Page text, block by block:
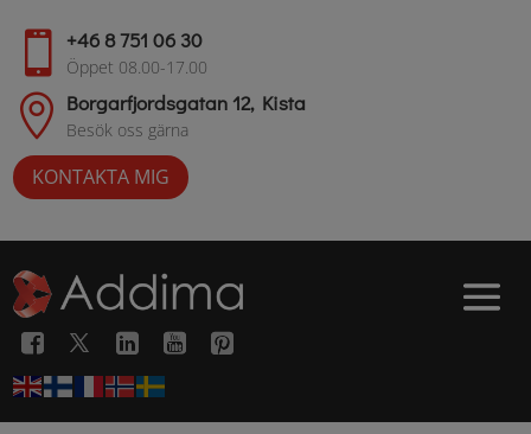
 +46 8 751 06 30
Öppet 08.00-17.00
 Borgarfjordsgatan 12, Kista
Besök oss gärna
KONTAKTA MIG